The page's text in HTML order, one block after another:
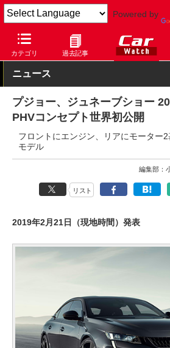
Powered by
カテゴリ 過去記事
Car Watch 自動車 プジョー 508
ニュース
プジョー、ジュネーブショー
PHVコンセプト世界初公開
フロントにエンジン、リアにモーター
モデル
編集部：
リスト
2019年2月21日（現地時間）発表